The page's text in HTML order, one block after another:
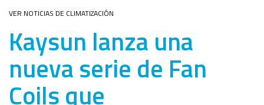
VER NOTICIAS DE CLIMATIZACIÓN
Kaysun lanza una
nueva serie de Fan
Coils que